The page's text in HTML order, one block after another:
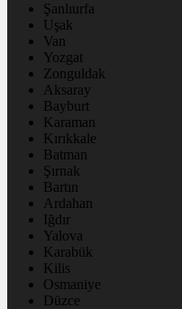
Şanlıurfa
Uşak
Van
Yozgat
Zonguldak
Aksaray
Bayburt
Karaman
Kırıkkale
Batman
Şırnak
Bartın
Ardahan
Iğdır
Yalova
Karabük
Kilis
Osmaniye
Düzce